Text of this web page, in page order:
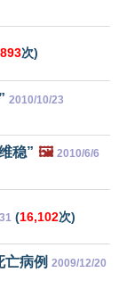
次)
2010/10/23
稳” 🖼️ 2010/6/6
(16,102次)
病例 2009/12/20